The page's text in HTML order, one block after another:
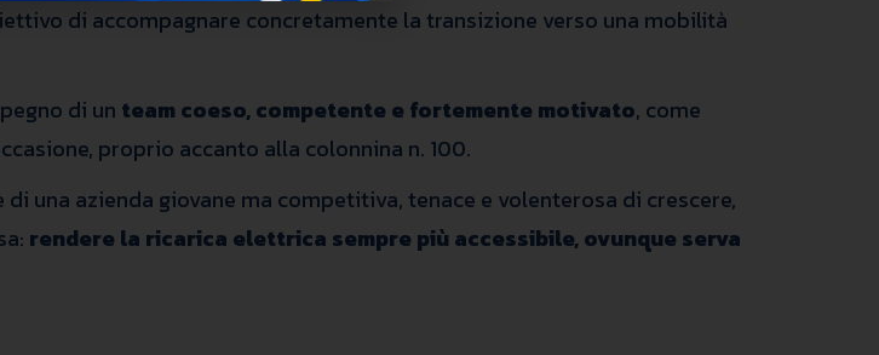
di accompagnare concretamente la transizione verso una mobilità
di un team coeso, competente e fortemente motivato, come
proprio accanto alla colonnina n. 100.
di una azienda giovane ma competitiva, tenace e volenterosa di crescere,
rendere la ricarica elettrica sempre più accessibile, ovunque serva